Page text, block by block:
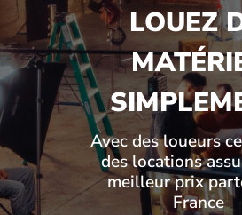
LOUEZ
Avec des loueurs
des locations
meilleur prix
France